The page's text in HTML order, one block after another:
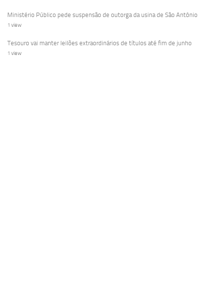
Ministério Público pede suspensão de outorga da usina de São Antônio
1 view
Tesouro vai manter leilões extraordinários de títulos até fim de junho
1 view